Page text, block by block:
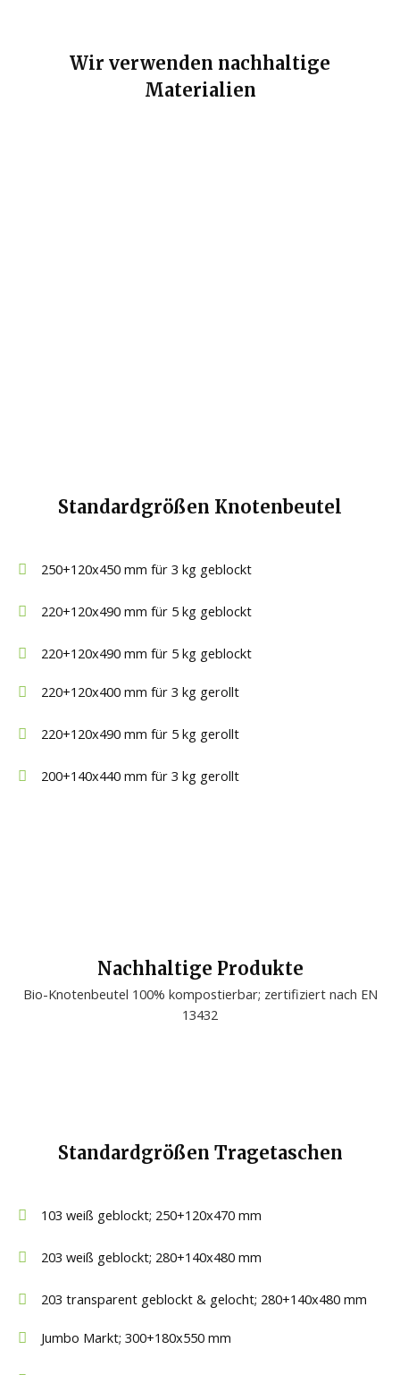
Wir verwenden nachhaltige
Materialien
Standardgrößen Knotenbeutel
250+120x450 mm für 3 kg geblockt
220+120x490 mm für 5 kg geblockt
220+120x490 mm für 5 kg geblockt
220+120x400 mm für 3 kg gerollt
220+120x490 mm für 5 kg gerollt
200+140x440 mm für 3 kg gerollt
Nachhaltige Produkte
Bio-Knotenbeutel 100% kompostierbar; zertifiziert nach EN
13432
Standardgrößen Tragetaschen
103 weiß geblockt; 250+120x470 mm
203 weiß geblockt; 280+140x480 mm
203 transparent geblockt & gelocht; 280+140x480 mm
Jumbo Markt; 300+180x550 mm